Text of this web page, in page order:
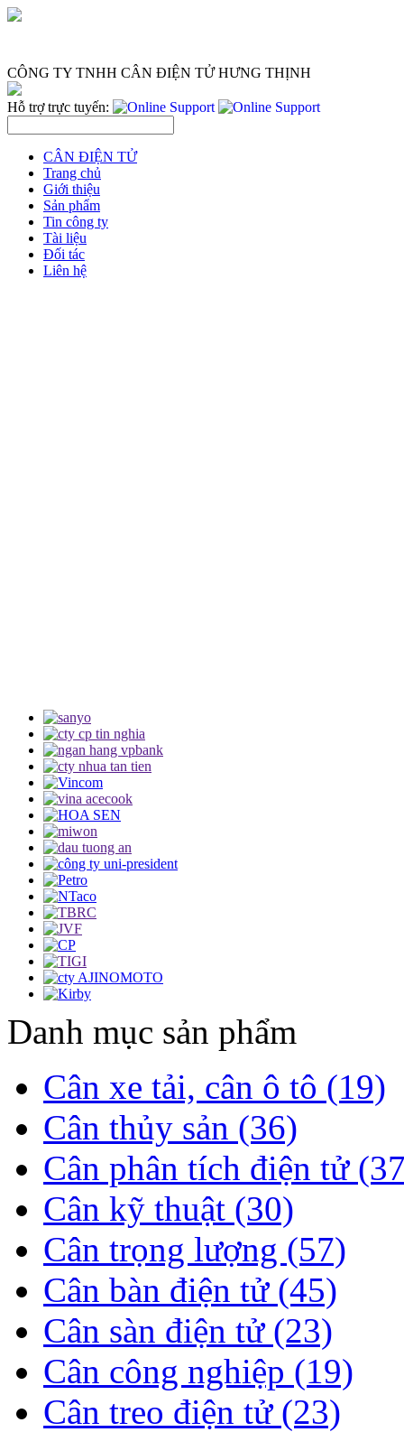
CÔNG TY TNHH CÂN ĐIỆN TỬ HƯNG THỊNH
Hỗ trợ trực tuyến:
CÂN ĐIỆN TỬ
Trang chủ
Giới thiệu
Sản phẩm
Tin công ty
Tài liệu
Đối tác
Liên hệ
Danh mục sản phẩm
Cân xe tải, cân ô tô (19)
Cân thủy sản (36)
Cân phân tích điện tử
Cân kỹ thuật (30)
Cân trọng lượng (57)
Cân bàn điện tử (45)
Cân sàn điện tử (23)
Cân công nghiệp (19)
Cân treo điện tử (23)